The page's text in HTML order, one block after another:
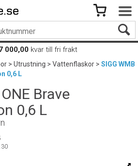
000,00 kvar till fri frakt
>Utrustning>Vattenflaskor>SIGG WMB
0,6 L
Brave
0,6 L